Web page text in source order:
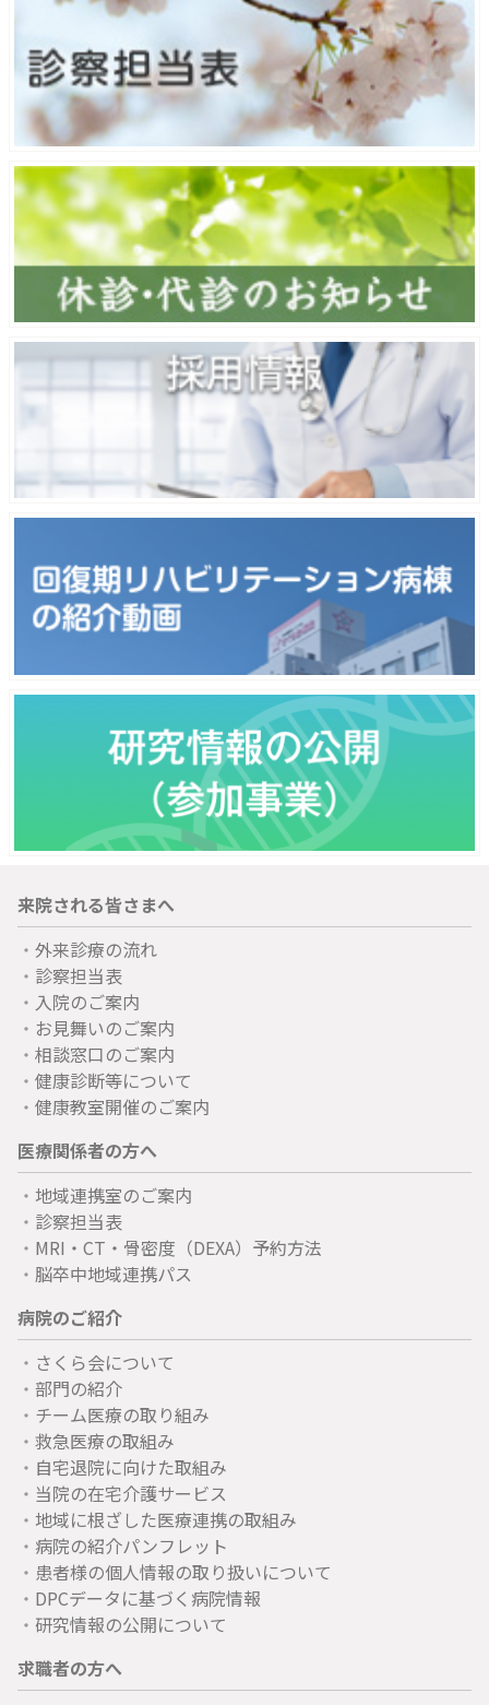
来院される皆さまへ
外来診療の流れ
診察担当表
入院のご案内
お見舞いのご案内
相談窓口のご案内
健康診断等について
健康教室開催のご案内
医療関係者の方へ
地域連携室のご案内
診察担当表
MRI・CT・骨密度（DEXA）予約方法
脳卒中地域連携パス
病院のご紹介
さくら会について
部門の紹介
チーム医療の取り組み
救急医療の取組み
自宅退院に向けた取組み
当院の在宅介護サービス
地域に根ざした医療連携の取組み
病院の紹介パンフレット
患者様の個人情報の取り扱いについて
DPCデータに基づく病院情報
研究情報の公開について
求職者の方へ